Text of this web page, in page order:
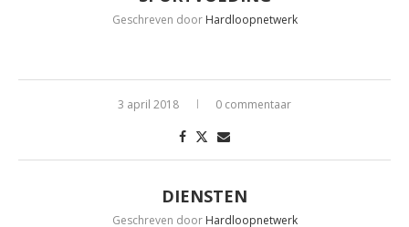
Geschreven door Hardloopnetwerk
3 april 2018 0 commentaar
DIENSTEN
Geschreven door Hardloopnetwerk